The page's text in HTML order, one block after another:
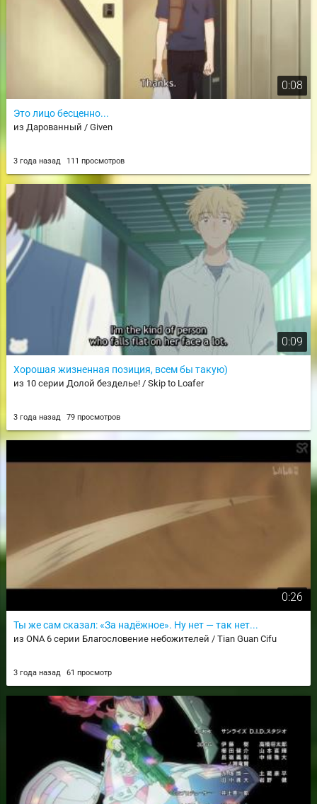
0:08
Это лицо бесценно...
из Дарованный / Given
3 года назад 111 просмотров
0:09
Хорошая жизненная позиция, всем бы такую)
из 10 серии Долой безделье! / Skip to Loafer
3 года назад 79 просмотров
0:26
Ты же сам сказал: «За надёжное». Ну нет — так нет...
из ONA 6 серии Благословение небожителей / Tian Guan Cifu
3 года назад 61 просмотр